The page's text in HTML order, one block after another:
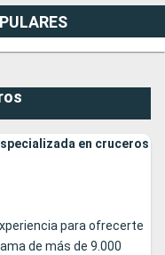
en cruceros
para ofrecerte
de más de 9.000